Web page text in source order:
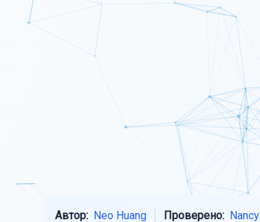
Автор: Neo Huang Проверено: